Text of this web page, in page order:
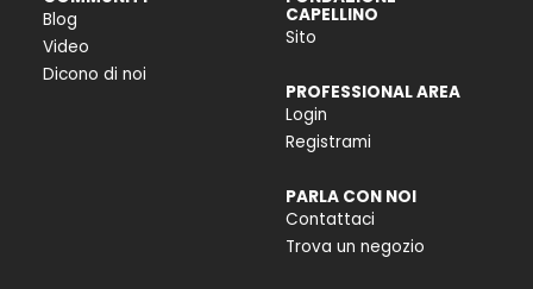
Blog
Video
Dicono di noi
CAPELLINO
Sito
PROFESSIONAL AREA
Login
Registrami
PARLA CON NOI
Contattaci
Trova un negozio